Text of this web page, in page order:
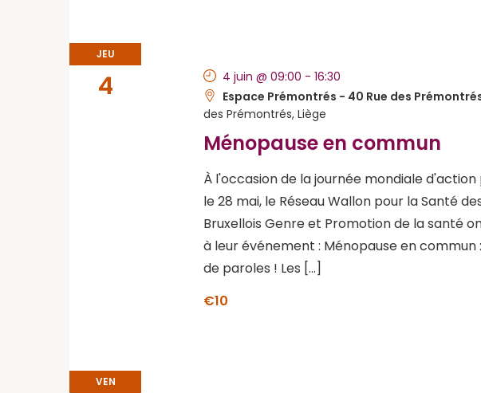
JEU
4
Ménopause en commun
4 juin @ 09:00 - 16:30
Espace Prémontrés - 40 Rue des
des Prémontrés, Liège
À l'occasion de la journée mondiale
le 28 mai, le Réseau Wallon pour la Santé
Bruxellois Genre et Promotion de la santé
à leur événement : Ménopause en
de paroles ! Les […]
€10
VEN